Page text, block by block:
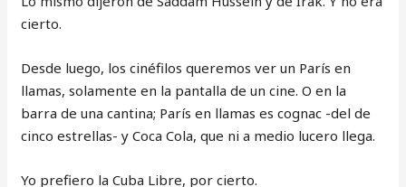
cierto.
Desde luego, los cinéfilos queremos ver un París en
llamas, solamente en la pantalla de un cine. O en la
barra de una cantina; París en llamas es cognac -del de
cinco estrellas- y Coca Cola, que ni a medio lucero llega.
Yo prefiero la Cuba Libre, por cierto.